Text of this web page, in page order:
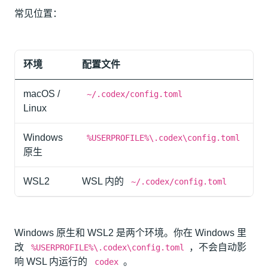
常见位置：
环境 配置文件
macOS /
Linux
~/.codex/config.toml
Windows
原生
%USERPROFILE%\.codex\config.toml
WSL2 WSL 内的 ~/.codex/config.toml
Windows 原生和 WSL2 是两个环境。你在 Windows 里
改
%USERPROFILE%\.codex\config.toml
，不会自动影
响 WSL 内运行的
codex 。